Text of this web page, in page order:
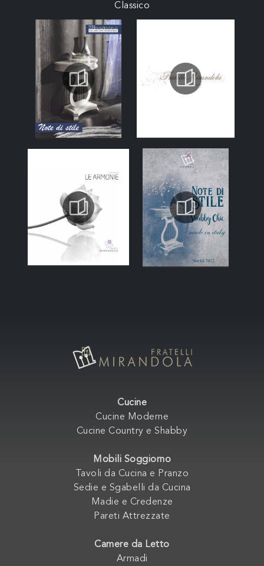
Classico
Cucine
Cucine Moderne
Cucine Country e Shabby
Mobili Soggiorno
Tavoli da Cucina e Pranzo
Sedie e Sgabelli da Cucina
Madie e Credenze
Pareti Attrezzate
Camere da Letto
Armadi